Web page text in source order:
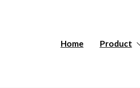
Systems
Home Product